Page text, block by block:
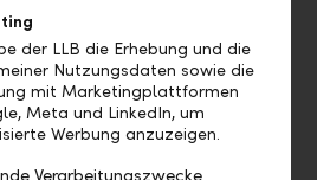
macht die LLB keine
Online Banking gelangen die
mittels zweistufiger
kommt die PhotoTAN-
die mittels App auf dem
funktioniert. Teil der neuen
der LLB die Erhebung und die
Nutzungsdaten sowie die
mit Marketingplattformen
Meta und LinkedIn, um
Werbung anzuzeigen.
Verarbeitungszwecke